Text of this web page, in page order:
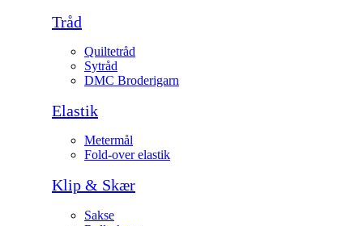
Tråd
Quiltetråd
Sytråd
DMC Broderigarn
Elastik
Metermål
Fold-over elastik
Klip & Skær
Sakse